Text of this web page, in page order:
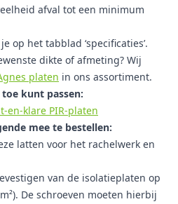
afval tot een minimum
op het tabblad ‘specificaties’.
dikte of afmeting? Wij
platen in ons assortiment.
kunt passen:
en-klare PIR-platen
mee te bestellen:
latten voor het rachelwerk en
van de isolatieplaten op
De schroeven moeten hierbij